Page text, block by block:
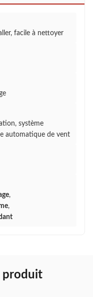
facile à nettoyer
système
automatique de vent
,
,
produit